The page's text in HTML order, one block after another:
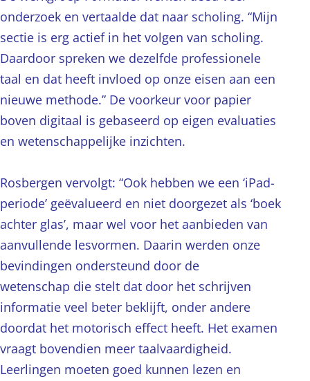
onderzoek en vertaalde dat naar scholing. “Mijn
sectie is erg actief in het volgen van scholing.
Daardoor spreken we dezelfde professionele
taal en dat heeft invloed op onze eisen aan een
nieuwe methode.” De voorkeur voor papier
boven digitaal is gebaseerd op eigen evaluaties
en wetenschappelijke inzichten.
Rosbergen vervolgt: “Ook hebben we een ‘iPad-
periode’ geëvalueerd en niet doorgezet als ‘boek
achter glas’, maar wel voor het aanbieden van
aanvullende lesvormen. Daarin werden onze
bevindingen ondersteund door de
wetenschap die stelt dat door het schrijven
informatie veel beter beklijft, onder andere
doordat het motorisch effect heeft. Het examen
vraagt bovendien meer taalvaardigheid.
Leerlingen moeten goed kunnen lezen en